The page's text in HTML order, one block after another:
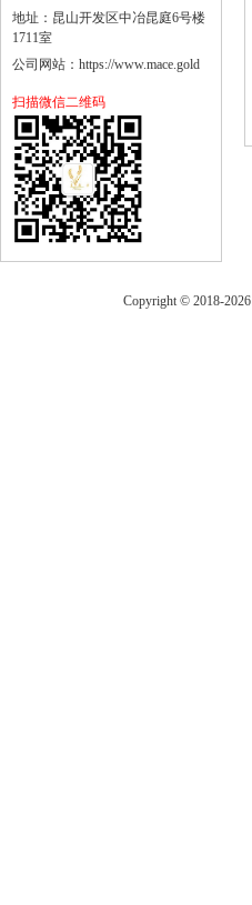
地址：昆山开发区中冶昆庭6号楼
1711室
公司网站：https://www.mace.gold
扫描微信二维码
Copyright © 2018-2026